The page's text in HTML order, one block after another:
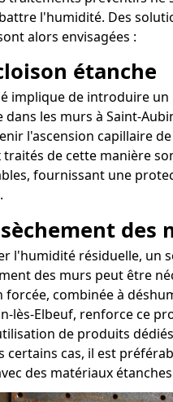
l'humidité. Des
alors envisagées :
étanche
implique de introduire
les murs à Saint-
l'ascension capillaire de
traités de cette manière
fournissant une
des
l'humidité résiduelle, un
des murs peut être
forcée, combinée à
lès-Elbeuf, renforce ce
de produits
certains cas, il est
des matériaux